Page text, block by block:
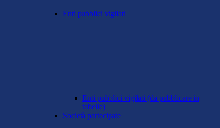
Enti pubblici vigilati
Enti pubblici vigilati (da pubblicare in
tabelle)
Società partecipate